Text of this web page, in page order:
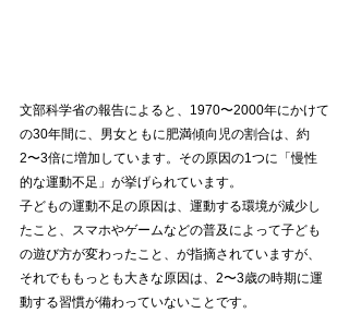
文部科学省の報告によると、1970〜2000年にかけて
の30年間に、男女ともに肥満傾向児の割合は、約
2〜3倍に増加しています。その原因の1つに「慢性
的な運動不足」が挙げられています。
子どもの運動不足の原因は、運動する環境が減少し
たこと、スマホやゲームなどの普及によって子ども
の遊び方が変わったこと、が指摘されていますが、
それでももっとも大きな原因は、2〜3歳の時期に運
動する習慣が備わっていないことです。